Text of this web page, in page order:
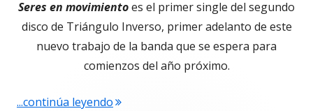
Seres en movimientoes el primer single del segundo
disco de Triángulo Inverso, primer adelanto de este
nuevo trabajo de la banda que se espera para
comienzos del año próximo.
...continúa leyendo"Triángulo inverso presenta «Seres